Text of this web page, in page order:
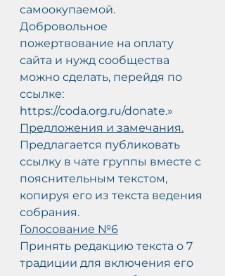
самоокупаемой.
Добровольное
пожертвование на оплату
сайта и нужд сообщества
можно сделать, перейдя по
ссылке:
https://coda.org.ru/donate.»
Предложения и замечания.
Предлагается публиковать
ссылку в чате группы вместе с
пояснительным текстом,
копируя его из текста ведения
собрания.
Голосование №6
Принять редакцию текста о 7
традиции для включения его